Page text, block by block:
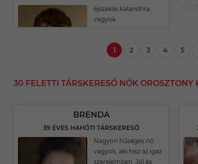
éjszakás kalandnra
vagyok
1 2 3 4 5
30 FELETTI TÁRSKERESŐ NŐK OROSZTONY
BRENDA
39 ÉVES HAHÓTI TÁRSKERESŐ
Nagyon hűséges nő
vagyok, aki hisz az igaz
szerelemben. Jól és